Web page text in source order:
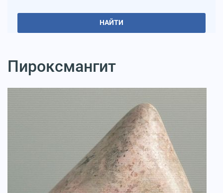
НАЙТИ
Пироксмангит